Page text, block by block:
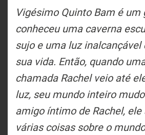
Vigésimo Quinto Bam é um
conheceu uma caverna
sujo e uma luz
sua vida. Então, quando
chamada Rachel veio até
luz, seu mundo inteiro
amigo íntimo de Rachel, ele
várias coisas sobre o